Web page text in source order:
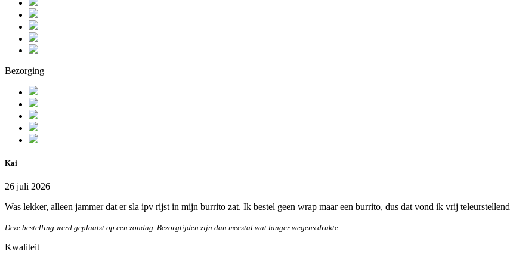
Bezorging
Kai
26 juli 2026
Was lekker, alleen jammer dat er sla ipv rijst in mijn burrito zat. Ik bestel geen wrap maar een burrito, dus dat vond ik vrij teleurstellend
Deze bestelling werd geplaatst op een zondag. Bezorgtijden zijn dan meestal wat langer wegens drukte.
Kwaliteit